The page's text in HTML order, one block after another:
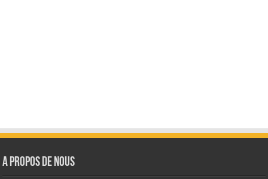
A Propos de Nous